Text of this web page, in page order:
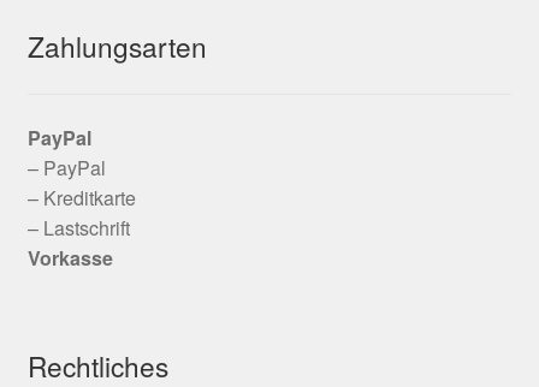
Zahlungsarten
PayPal
– PayPal
– Kreditkarte
– Lastschrift
Vorkasse
Rechtliches